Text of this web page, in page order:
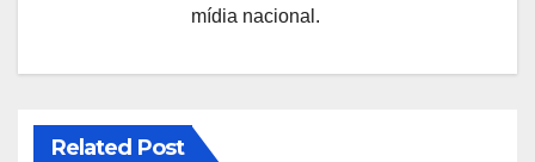
mídia nacional.
Related Post